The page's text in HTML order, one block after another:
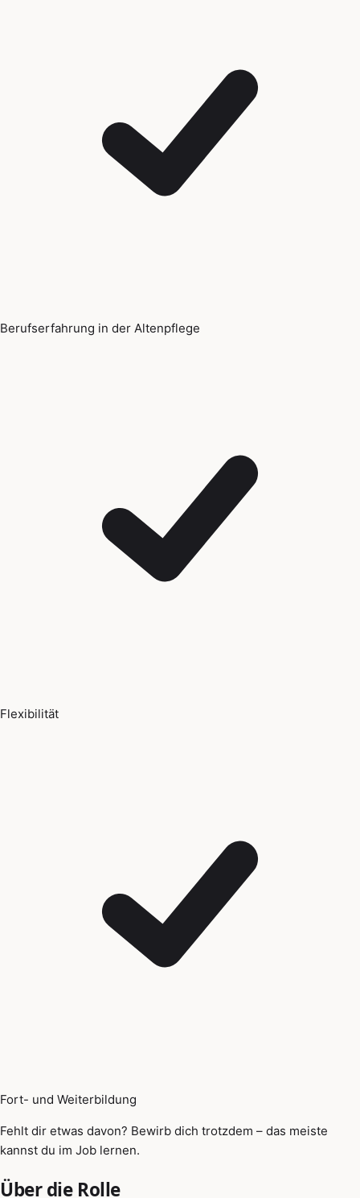
Berufserfahrung in der Altenpflege
Flexibilität
Fort- und Weiterbildung
Fehlt dir etwas davon? Bewirb dich trotzdem – das meiste
kannst du im Job lernen.
Über die Rolle